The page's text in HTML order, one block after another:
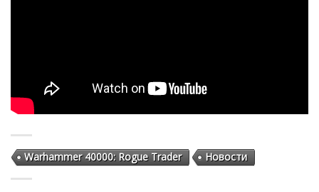
Warhammer 40000: Rogue Trader Новости